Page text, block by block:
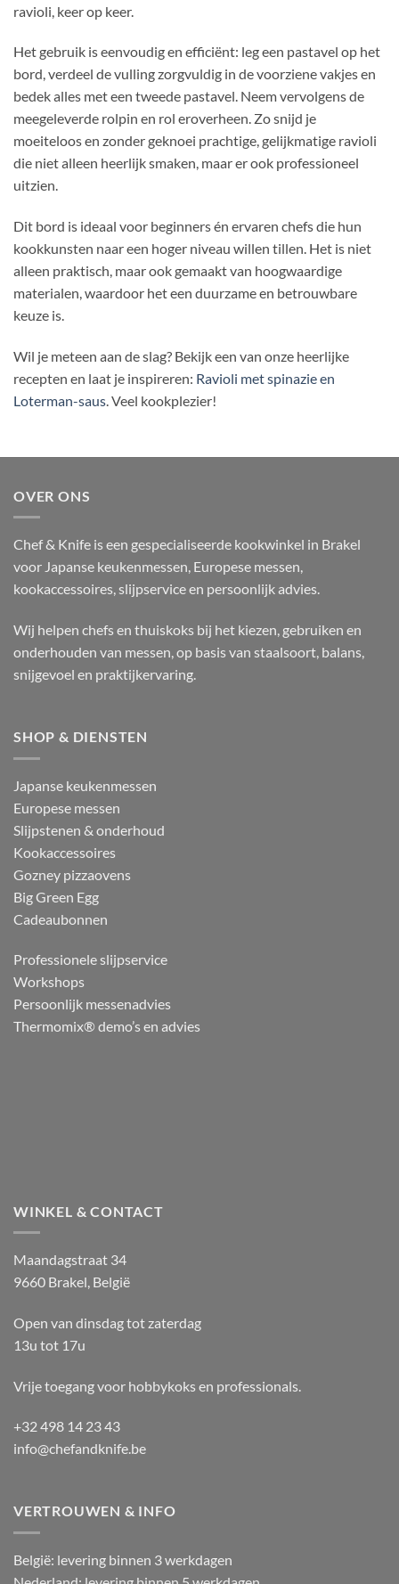
ravioli, keer op keer.
Het gebruik is eenvoudig en efficiënt: leg een pastavel op het
bord, verdeel de vulling zorgvuldig in de voorziene vakjes en
bedek alles met een tweede pastavel. Neem vervolgens de
meegeleverde rolpin en rol eroverheen. Zo snijd je
moeiteloos en zonder geknoei prachtige, gelijkmatige ravioli
die niet alleen heerlijk smaken, maar er ook professioneel
uitzien.
Dit bord is ideaal voor beginners én ervaren chefs die hun
kookkunsten naar een hoger niveau willen tillen. Het is niet
alleen praktisch, maar ook gemaakt van hoogwaardige
materialen, waardoor het een duurzame en betrouwbare
keuze is.
Wil je meteen aan de slag? Bekijk een van onze heerlijke
recepten en laat je inspireren: Ravioli met spinazie en
Loterman-saus. Veel kookplezier!
OVER ONS
Chef & Knife is een gespecialiseerde kookwinkel in Brakel
voor Japanse keukenmessen, Europese messen,
kookaccessoires, slijpservice en persoonlijk advies.
Wij helpen chefs en thuiskoks bij het kiezen, gebruiken en
onderhouden van messen, op basis van staalsoort, balans,
snijgevoel en praktijkervaring.
SHOP & DIENSTEN
Japanse keukenmessen
Europese messen
Slijpstenen & onderhoud
Kookaccessoires
Gozney pizzaovens
Big Green Egg
Cadeaubonnen
Professionele slijpservice
Workshops
Persoonlijk messenadvies
Thermomix® demo’s en advies
WINKEL & CONTACT
Maandagstraat 34
9660 Brakel, België
Open van dinsdag tot zaterdag
13u tot 17u
Vrije toegang voor hobbykoks en professionals.
+32 498 14 23 43
info@chefandknife.be
VERTROUWEN & INFO
België: levering binnen 3 werkdagen